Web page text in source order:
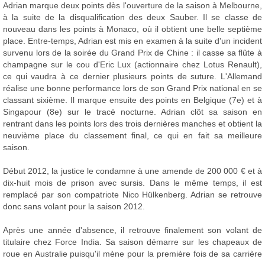
Adrian marque deux points dès l'ouverture de la saison à Melbourne,
à la suite de la disqualification des deux Sauber. Il se classe de
nouveau dans les points à Monaco, où il obtient une belle septième
place. Entre-temps, Adrian est mis en examen à la suite d'un incident
survenu lors de la soirée du Grand Prix de Chine : il casse sa flûte à
champagne sur le cou d'Eric Lux (actionnaire chez Lotus Renault),
ce qui vaudra à ce dernier plusieurs points de suture. L'Allemand
réalise une bonne performance lors de son Grand Prix national en se
classant sixième. Il marque ensuite des points en Belgique (7e) et à
Singapour (8e) sur le tracé nocturne. Adrian clôt sa saison en
rentrant dans les points lors des trois dernières manches et obtient la
neuvième place du classement final, ce qui en fait sa meilleure
saison.
Début 2012, la justice le condamne à une amende de 200 000 € et à
dix-huit mois de prison avec sursis. Dans le même temps, il est
remplacé par son compatriote Nico Hülkenberg. Adrian se retrouve
donc sans volant pour la saison 2012.
Après une année d'absence, il retrouve finalement son volant de
titulaire chez Force India. Sa saison démarre sur les chapeaux de
roue en Australie puisqu'il mène pour la première fois de sa carrière